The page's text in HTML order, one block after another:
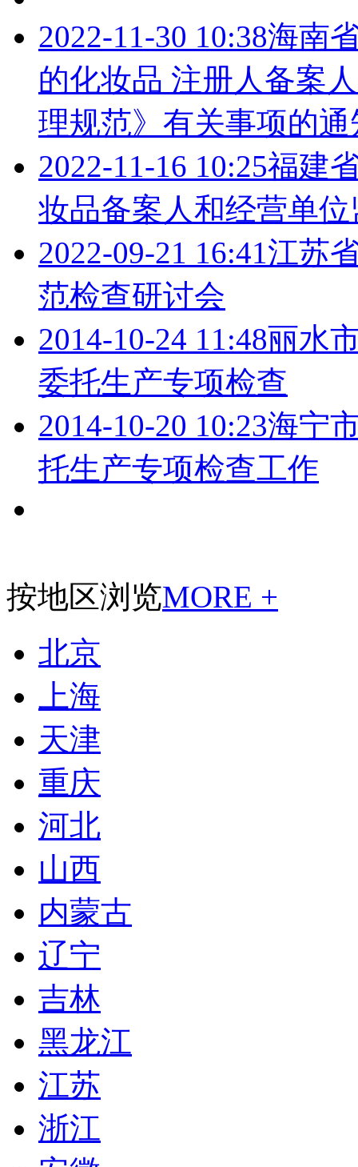
2022-11-30 10:38海南
的化妆品 注册人备案
理规范》有关事项的通
2022-11-16 10:25福建
妆品备案人和经营单
2022-09-21 16:41江苏
范检查研讨会
2014-10-24 11:48丽水
委托生产专项检查
2014-10-20 10:23海宁
托生产专项检查工作
按地区浏览MORE +
北京
上海
天津
重庆
河北
山西
内蒙古
辽宁
吉林
黑龙江
江苏
浙江